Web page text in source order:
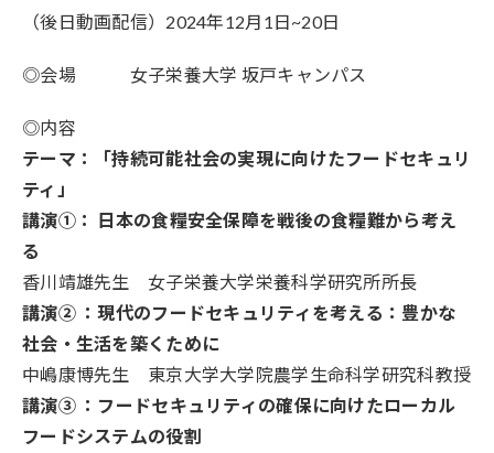
（後日動画配信）2024年12月1日~20日
◎会場 女子栄養大学 坂戸キャンパス
◎内容
テーマ：「持続可能社会の実現に向けたフードセキュリ
ティ」
講演①： 日本の食糧安全保障を戦後の食糧難から考え
る
香川靖雄先生 女子栄養大学栄養科学研究所所長
講演② ：現代のフードセキュリティを考える：豊かな
社会・生活を築くために
中嶋康博先生 東京大学大学院農学生命科学研究科教授
講演③ ：フードセキュリティの確保に向けたローカル
フードシステムの役割